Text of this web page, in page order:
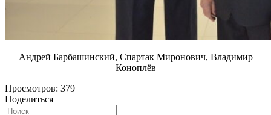
Андрей Барбашинский, Спартак Миронович, Владимир
Коноплёв
Просмотров: 379
Поделиться